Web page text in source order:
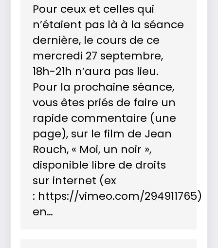
Pour ceux et celles qui
n’étaient pas là à la séance
dernière, le cours de ce
mercredi 27 septembre,
18h-21h n’aura pas lieu.
Pour la prochaine séance,
vous êtes priés de faire un
rapide commentaire (une
page), sur le film de Jean
Rouch, « Moi, un noir »,
disponible libre de droits
sur internet (ex
: https://vimeo.com/294911765)
en…